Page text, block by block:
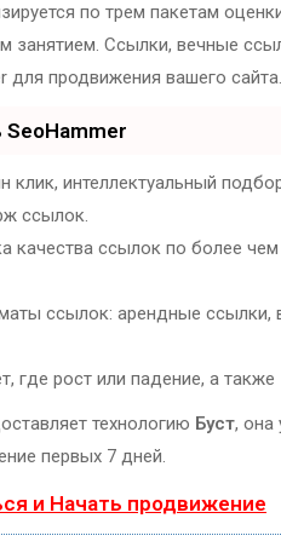
по трем пакетам
занятием. Ссылки, вечные
для продвижения вашего сайта.
интеллектуальный
ссылок.
качества ссылок по более
ссылок: арендные ссылки,
где рост или падение, а
технологию Буст, она
первых 7 дней.
и Начать продвижение